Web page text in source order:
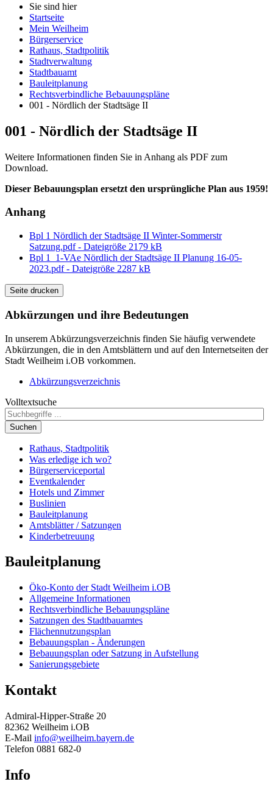
Sie sind hier
Startseite
Mein Weilheim
Bürgerservice
Rathaus, Stadtpolitik
Stadtverwaltung
Stadtbauamt
Bauleitplanung
Rechtsverbindliche Bebauungspläne
001 - Nördlich der Stadtsäge II
001 - Nördlich der Stadtsäge II
Weitere Informationen finden Sie in Anhang als PDF zum
Download.
Dieser Bebauungsplan ersetzt den ursprüngliche Plan aus 1959!
Anhang
Bpl 1 Nördlich der Stadtsäge II Winter-Sommerstr
Satzung.pdf - Dateigröße 2179 kB
Bpl 1_1-VAe Nördlich der Stadtsäge II Planung 16-05-
2023.pdf - Dateigröße 2287 kB
Seite drucken
Abkürzungen und ihre Bedeutungen
In unserem Abkürzungsverzeichnis finden Sie häufig verwendete
Abkürzungen, die in den Amtsblättern und auf den Internetseiten der
Stadt Weilheim i.OB vorkommen.
Abkürzungsverzeichnis
Volltextsuche
Suchen
Rathaus, Stadtpolitik
Was erledige ich wo?
Bürgerserviceportal
Eventkalender
Hotels und Zimmer
Buslinien
Bauleitplanung
Amtsblätter / Satzungen
Kinderbetreuung
Bauleitplanung
Öko-Konto der Stadt Weilheim i.OB
Allgemeine Informationen
Rechtsverbindliche Bebauungspläne
Satzungen des Stadtbauamtes
Flächennutzungsplan
Bebauungsplan - Änderungen
Bebauungsplan oder Satzung in Aufstellung
Sanierungsgebiete
Kontakt
Admiral-Hipper-Straße 20
82362 Weilheim i.OB
E-Mail info@weilheim.bayern.de
Telefon 0881 682-0
Info